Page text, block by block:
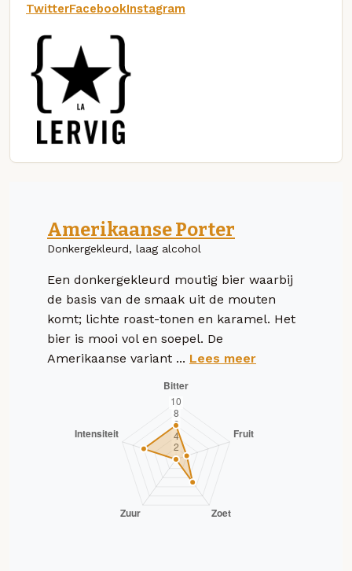
TwitterFacebookInstagram
Amerikaanse Porter
Donkergekleurd, laag alcohol
Een donkergekleurd moutig bier waarbij
de basis van de smaak uit de mouten
komt; lichte roast-tonen en karamel. Het
bier is mooi vol en soepel. De
Amerikaanse variant ... Lees meer